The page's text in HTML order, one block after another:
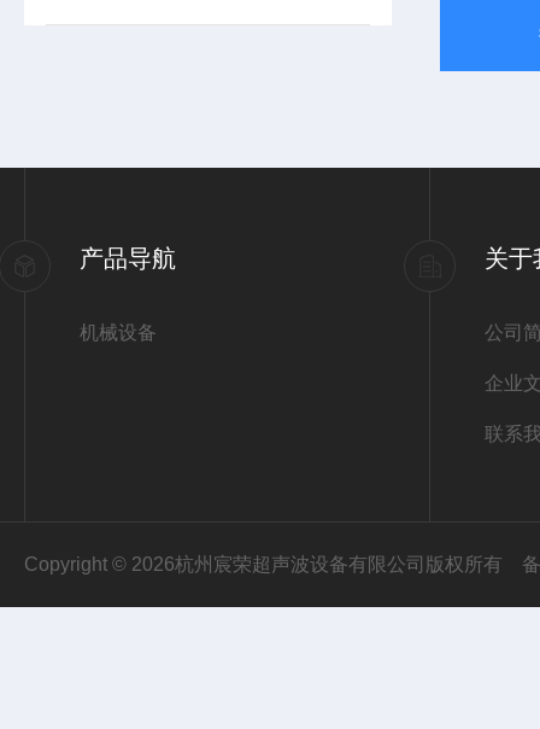
产品导航
机械设备
关于
公司
企业
联系
Copyright © 2026杭州宸荣超声波设备有限公司版权所有